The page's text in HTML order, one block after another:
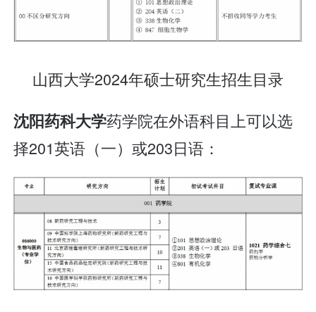
山西大学2024年硕士研究生招生目录
沈阳药科大学药学院在外语科目上可以选
择201英语（一）或203日语：